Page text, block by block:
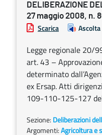
DELIBERAZIONE
27 maggio 2008, n.
Scarica Ascolta
Legge regionale 20/
art. 43 –
determinato
ex Ersap. Atti
109-110-125-127
Sezione: Deliberazioni
Argomenti:Agricoltura e